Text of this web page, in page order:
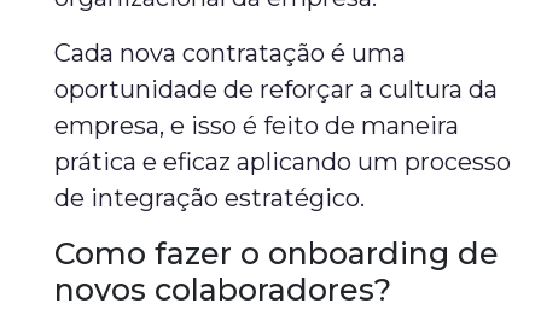
Cada nova contratação é uma
oportunidade de reforçar a cultura da
empresa, e isso é feito de maneira
prática e eficaz aplicando um processo
de integração estratégico.
Como fazer o onboarding de
novos colaboradores?